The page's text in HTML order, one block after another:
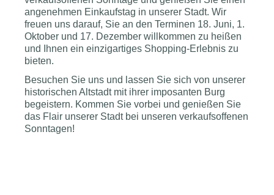
angenehmen Einkaufstag in unserer Stadt. Wir
freuen uns darauf, Sie an den Terminen 18. Juni, 1.
Oktober und 17. Dezember willkommen zu heißen
und Ihnen ein einzigartiges Shopping-Erlebnis zu
bieten.
Besuchen Sie uns und lassen Sie sich von unserer
historischen Altstadt mit ihrer imposanten Burg
begeistern. Kommen Sie vorbei und genießen Sie
das Flair unserer Stadt bei unseren verkaufsoffenen
Sonntagen!